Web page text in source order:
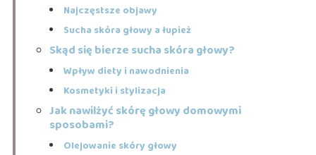
Najczęstsze objawy
Sucha skóra głowy a łupież
Skąd się bierze sucha skóra głowy?
Wpływ diety i nawodnienia
Kosmetyki i stylizacja
Jak nawilżyć skórę głowy domowymi
sposobami?
Olejowanie skóry głowy